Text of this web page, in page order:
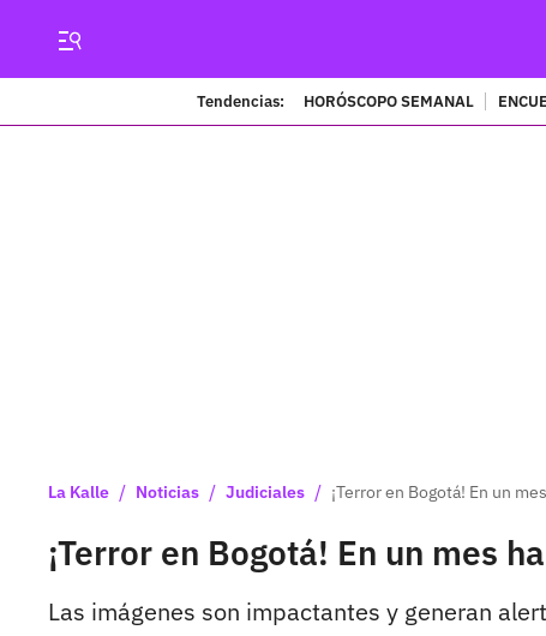
Tendencias: HORÓSCOPO SEMANAL
La Kalle / Noticias / Judiciales / ¡Terror en Bogotá! En un
¡Terror en Bogotá! En un mes
Las imágenes son impactantes y generan